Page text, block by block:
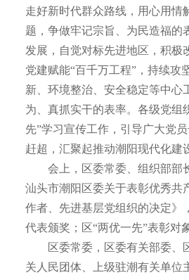
走好新时代群众路线，用心用情
题，争做牢记宗旨、为民造福的
发展，自觉对标先进地区，积极
党建赋能“百千万工程”，持续攻
新、环境整治、安全稳定等中心
为、真抓实干的表率。各级党组
先”学习宣传工作，引导广大党
赶超，汇聚起推动潮阳现代化建
会上，区委常委、组织部部
汕头市潮阳区委关于表彰优秀共
作者、先进基层党组织的决定》
代表颁奖；区“两优一先”表彰对
区委常委，区委有关部委、
关人民团体、上级驻潮有关单位